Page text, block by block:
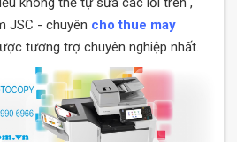
JSC - chuyên cho thue may
tương trợ chuyên nghiệp nhất.